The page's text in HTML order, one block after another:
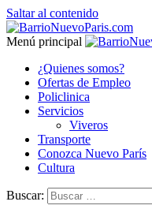
Saltar al contenido
Menú principal
¿Quienes somos?
Ofertas de Empleo
Policlinica
Servicios
Viveros
Transporte
Conozca Nuevo París
Cultura
Buscar: